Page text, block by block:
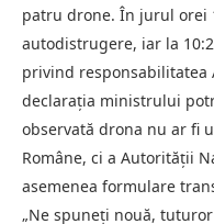
patru drone. În jurul orei
autodistrugere, iar la
privind responsabilitatea
declarația ministrului
observată drona nu ar fi
Române, ci a Autorității
asemenea formulare
„Ne spuneți nouă,